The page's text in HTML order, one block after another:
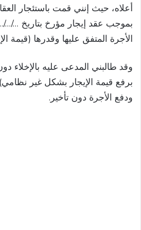
أعلاه، حيث إنني قمت باستئجار
بموجب عقد إيجار مؤرخ بتاريخ …/…/
الأجرة المتفق عليها وقدرها (قيمة
وقد طالبني المدعى عليه بالإخلاء
برفع قيمة الإيجار بشكل غير
ودفع الأجرة دون تأخير.